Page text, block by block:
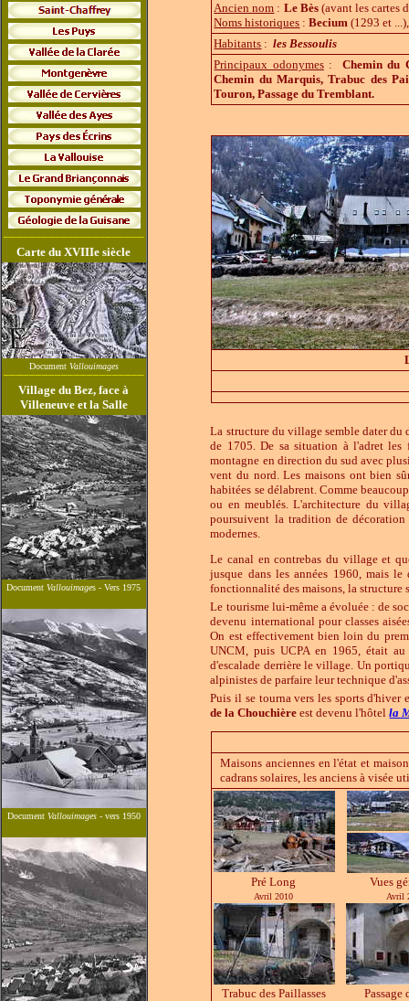
______________________
Carte du XVIIIe siècle
Document Vallouimages
______________________
Village du Bez, face à
Villeneuve et la Salle
DocumentVallouimages - Vers 1975
Document Vallouimages - vers 1950
Ancien nom : Le Bès (avant les cartes
Noms historiques :Becium (1293 et
Habitants :les Bessoulis
Principaux odonymes: Chemin du
Chemin du Marquis, Trabuc des
Touron, Passage du Tremblant.
La structure du village semble dater
de 1705. De sa situation à l'adret les
montagne en direction du sud avec
vent du nord. Les maisons ont bien
habitées se délabrent. Comme
ou en meublés. L'architecture du
poursuivent la tradition de décoration
modernes.
Le canal en contrebas du village et
jusque dans les années 1960, mais
fonctionnalité des maisons, la structure
Le tourisme lui-même a évoluée : de
devenu international pour classes
On est effectivement bien loin du
UNCM, puis UCPA en 1965, était
d'escalade derrière le village. Un
alpinistes de parfaire leur technique
Puis il se tourna vers les sports
de la Chouchière est devenu l'hôtella
Maisons anciennes en l'état et
cadrans solaires, les anciens à visée
Pré Long Vues
Avril2010 Avril
Trabuc des Paillasses Passage